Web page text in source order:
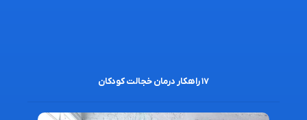
۱۷ راهکار درمان خجالت کودکان